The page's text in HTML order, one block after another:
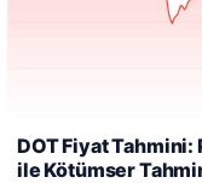
Web sitemizi nasıl
kullanıyoruz.Çerez
DOT Fiyat Tahmini:
ile Kötümser